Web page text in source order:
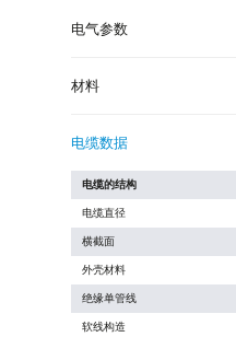
电气参数
材料
电缆数据
电缆的结构
电缆直径
横截面
外壳材料
绝缘单管线
软线构造